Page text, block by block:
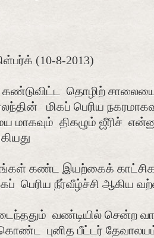
(10-8-2013)
கண்டுவிட்ட
தொழிற்
மிகப் பெரிய
மாகவும் திகழும் ஜீரிச்
கண்ட இயற்கைக்
பெரிய நீர்வீழ்ச்சி ஆகிய
வண்டியில் சென்ற
புனித பீட்டர்